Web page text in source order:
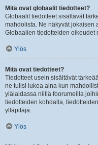
Mitä ovat globaalit tiedotteet?
Globaalit tiedotteet sisältävät
mahdolista. Ne näkyvät jokaisen
Globaalien tiedotteiden oikeudet
Ylös
Mitä ovat tiedotteet?
Tiedotteet usein sisältävät
ne tulisi lukea aina kun
ylälaidassa niillä foorumeilla
tiedotteiden kohdalla,
ylläpitäjä.
Ylös